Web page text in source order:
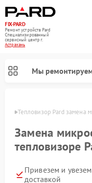
FIX-PARD
Ремонт устройств Pard
Специализированный
cервисный центр г.
Астрахань
Мы
Тепловизор Pard замена
Замена
тепловизоре
Привезем и
доставкой